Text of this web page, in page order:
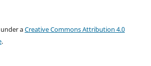
aCreative Commons Attribution 4.0
.